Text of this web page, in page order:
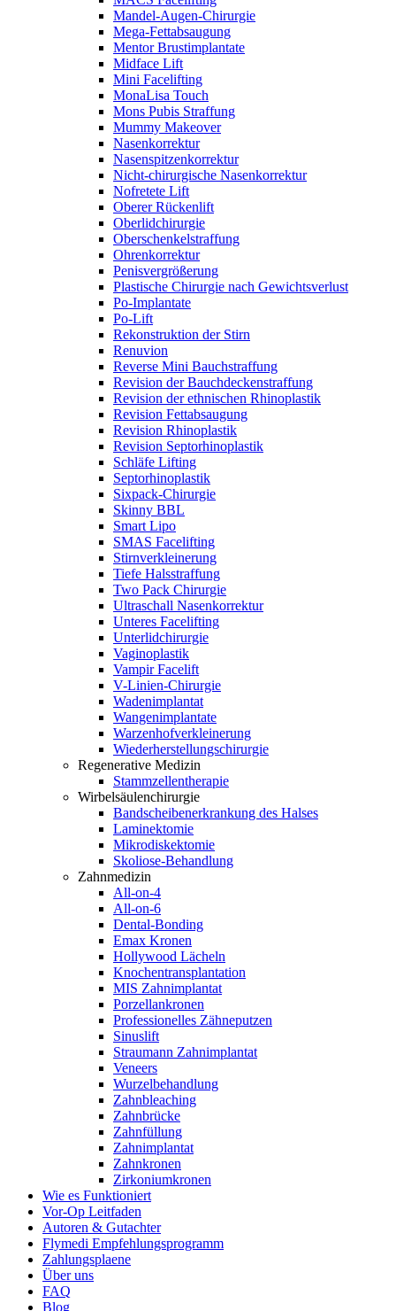
Mandel-Augen-Chirurgie
Mega-Fettabsaugung
Mentor Brustimplantate
Midface Lift
Mini Facelifting
MonaLisa Touch
Mons Pubis Straffung
Mummy Makeover
Nasenkorrektur
Nasenspitzenkorrektur
Nicht-chirurgische Nasenkorrektur
Nofretete Lift
Oberer Rückenlift
Oberlidchirurgie
Oberschenkelstraffung
Ohrenkorrektur
Penisvergrößerung
Plastische Chirurgie nach Gewichtsverlust
Po-Implantate
Po-Lift
Rekonstruktion der Stirn
Renuvion
Reverse Mini Bauchstraffung
Revision der Bauchdeckenstraffung
Revision der ethnischen Rhinoplastik
Revision Fettabsaugung
Revision Rhinoplastik
Revision Septorhinoplastik
Schläfe Lifting
Septorhinoplastik
Sixpack-Chirurgie
Skinny BBL
Smart Lipo
SMAS Facelifting
Stirnverkleinerung
Tiefe Halsstraffung
Two Pack Chirurgie
Ultraschall Nasenkorrektur
Unteres Facelifting
Unterlidchirurgie
Vaginoplastik
Vampir Facelift
V-Linien-Chirurgie
Wadenimplantat
Wangenimplantate
Warzenhofverkleinerung
Wiederherstellungschirurgie
Regenerative Medizin
Stammzellentherapie
Wirbelsäulenchirurgie
Bandscheibenerkrankung des Halses
Laminektomie
Mikrodiskektomie
Skoliose-Behandlung
Zahnmedizin
All-on-4
All-on-6
Dental-Bonding
Emax Kronen
Hollywood Lächeln
Knochentransplantation
MIS Zahnimplantat
Porzellankronen
Professionelles Zähneputzen
Sinuslift
Straumann Zahnimplantat
Veneers
Wurzelbehandlung
Zahnbleaching
Zahnbrücke
Zahnfüllung
Zahnimplantat
Zahnkronen
Zirkoniumkronen
Wie es Funktioniert
Vor-Op Leitfaden
Autoren & Gutachter
Flymedi Empfehlungsprogramm
Zahlungsplaene
Über uns
FAQ
Blog